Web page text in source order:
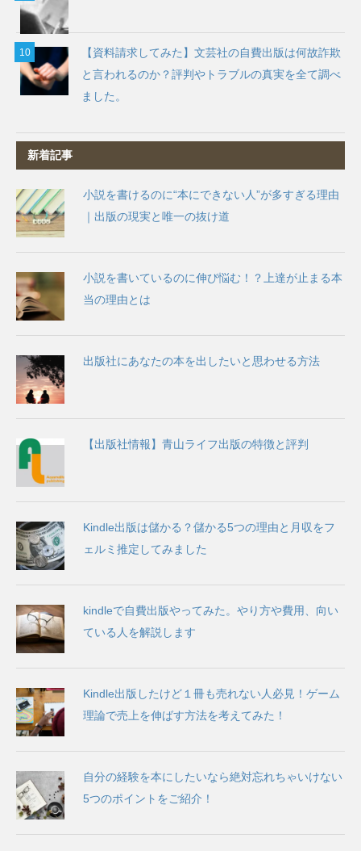
【資料請求してみた】文芸社の自費出版は何故詐欺
と言われるのか？評判やトラブルの真実を全て調べ
ました。
新着記事
小説を書けるのに“本にできない人”が多すぎる理由
｜出版の現実と唯一の抜け道
小説を書いているのに伸び悩む！？上達が止まる本
当の理由とは
出版社にあなたの本を出したいと思わせる方法
【出版社情報】青山ライフ出版の特徴と評判
Kindle出版は儲かる？儲かる5つの理由と月収をフ
ェルミ推定してみました
kindleで自費出版やってみた。やり方や費用、向い
ている人を解説します
Kindle出版したけど１冊も売れない人必見！ゲーム
理論で売上を伸ばす方法を考えてみた！
自分の経験を本にしたいなら絶対忘れちゃいけない
5つのポイントをご紹介！